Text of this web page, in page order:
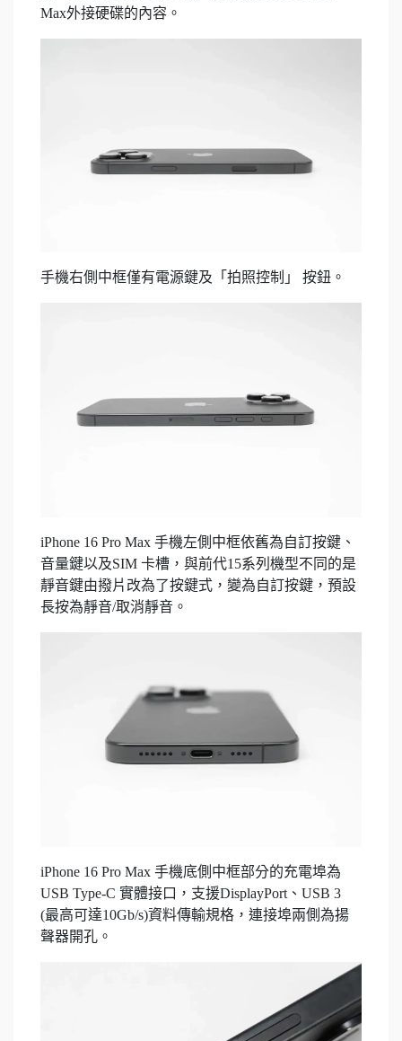
Max外接硬碟的內容。
手機右側中框僅有電源鍵及「拍照控制」 按鈕。
iPhone 16 Pro Max 手機左側中框依舊為自訂按鍵、
音量鍵以及SIM 卡槽，與前代15系列機型不同的是
靜音鍵由撥片改為了按鍵式，變為自訂按鍵，預設
長按為靜音/取消靜音。
iPhone 16 Pro Max 手機底側中框部分的充電埠為
USB Type-C 實體接口，支援DisplayPort、USB 3
(最高可達10Gb/s)資料傳輸規格，連接埠兩側為揚
聲器開孔。